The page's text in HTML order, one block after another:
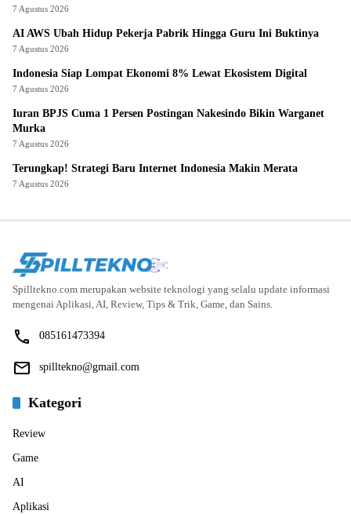
7 Agustus 2026
AI AWS Ubah Hidup Pekerja Pabrik Hingga Guru Ini Buktinya
7 Agustus 2026
Indonesia Siap Lompat Ekonomi 8% Lewat Ekosistem Digital
7 Agustus 2026
Iuran BPJS Cuma 1 Persen Postingan Nakesindo Bikin Warganet
Murka
7 Agustus 2026
Terungkap! Strategi Baru Internet Indonesia Makin Merata
7 Agustus 2026
Spilltekno.com merupakan website teknologi yang selalu update informasi
mengenai Aplikasi, AI, Review, Tips & Trik, Game, dan Sains.
085161473394
spilltekno@gmail.com
Kategori
Review
Game
AI
Aplikasi